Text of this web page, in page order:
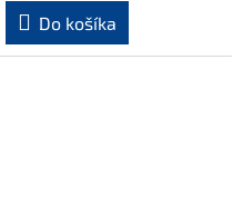
Do košíka